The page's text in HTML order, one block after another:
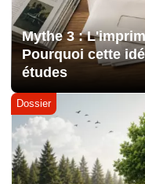
Mythe 3 :
Pourquoi cette
études
Dossier